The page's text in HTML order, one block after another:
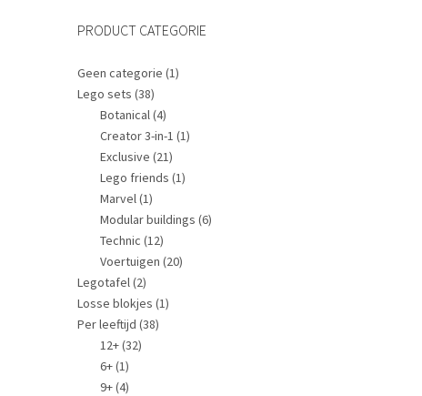
PRODUCT CATEGORIE
Geen categorie (1)
Lego sets (38)
Botanical(4)
Creator 3-in-1 (1)
Exclusive (21)
Lego friends (1)
Marvel(1)
Modular buildings (6)
Technic (12)
Voertuigen (20)
Legotafel(2)
Losse blokjes (1)
Per leeftijd (38)
12+(32)
6+(1)
9+(4)